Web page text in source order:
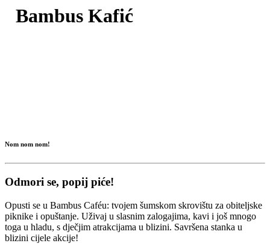
Bambus Kafić
Nom nom nom!
Odmori se, popij piće!
Opusti se u Bambus Caféu: tvojem šumskom skrovištu za obiteljske
piknike i opuštanje. Uživaj u slasnim zalogajima, kavi i još mnogo
toga u hladu, s dječjim atrakcijama u blizini. Savršena stanka u
blizini cijele akcije!